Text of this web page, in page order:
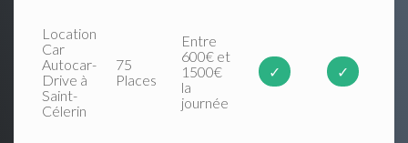
Location
Car
Autocar-
Drive à
Saint-
Célerin
75
Places
Entre
600€ et
1500€
la
journée
✓ ✓